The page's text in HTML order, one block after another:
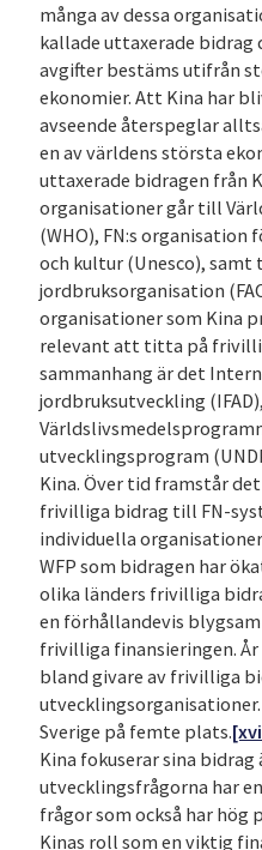
många av dessa
kallade uttaxerade bidrag
avgifter bestäms utifrån
ekonomier. Att Kina har
avseende återspeglar
en av världens största
uttaxerade bidragen från
organisationer går till
(WHO), FN:s
och kultur (Unesco), samt
jordbruksorganisation
organisationer som Kina
relevant att titta på
sammanhang är det
jordbruksutveckling (IFAD),
utvecklingsprogram
Kina. Över tid framstår
frivilliga bidrag till FN-
individuella
WFP som bidragen har
olika länders frivilliga
en förhållandevis
frivilliga finansieringen. År
bland givare av frivilliga
Sverige på femte plats.
Kina fokuserar sina
utvecklingsfrågorna har
frågor som också har
Kinas roll som en viktig